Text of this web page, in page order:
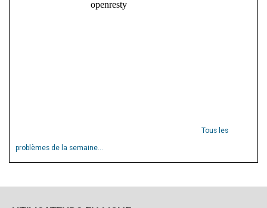
Tous les
problèmes de la semaine...